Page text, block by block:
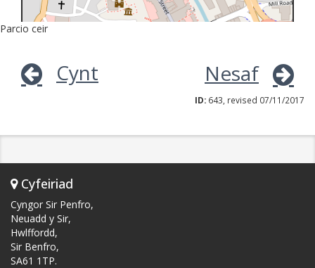
Parcio ceir
Cynt Nesaf
ID: 643, revised 07/11/2017
Cyfeiriad
Cyngor Sir Penfro,
Neuadd y Sir,
Hwlffordd,
Sir Benfro,
SA61 1TP.